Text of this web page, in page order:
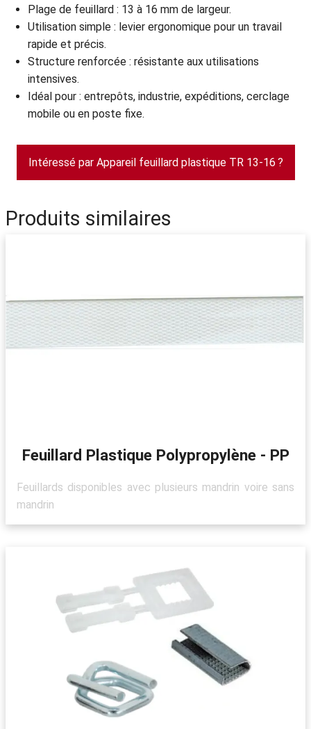
Plage de feuillard : 13 à 16 mm de largeur.
Utilisation simple : levier ergonomique pour un travail
rapide et précis.
Structure renforcée : résistante aux utilisations
intensives.
Idéal pour : entrepôts, industrie, expéditions, cerclage
mobile ou en poste fixe.
Intéressé par Appareil feuillard plastique TR 13-16 ?
Produits similaires
Feuillard Plastique Polypropylène - PP
Feuillards disponibles avec plusieurs mandrin voire sans
mandrin